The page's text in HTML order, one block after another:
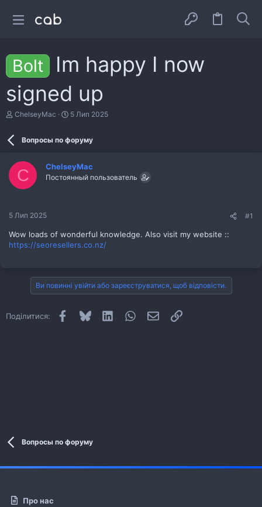
Bolt
Im happy I now
signed up
А
т
м
и
ChelseyMac
Д
а
в
о
5 Лип 2025
Вопросы по форуму
C ChelseyMac
Постоянный пользователь
5 Лип 2025 #1
Wow loads of wonderful knowledge. Also visit my website ::
https://seoresellers.co.nz/
Ви повинні увійти або зареєструватися, щоб відповісти.
Поділитися: Facebook
Bluesky LinkedInWhatsApp
E-mailПосилання
Вопросы по форуму
Про нас